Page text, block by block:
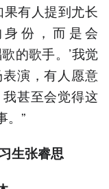
有人提到尤长
份，而是会
的歌手。’我觉
演，有人愿意
甚至会觉得这
。”
生张睿思